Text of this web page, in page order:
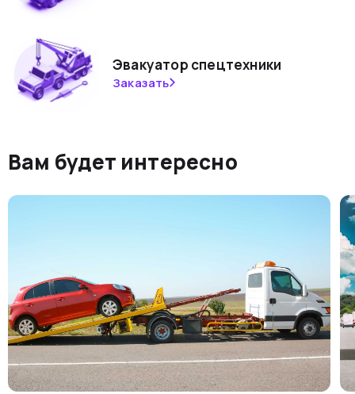
Эвакуатор спецтехники
Заказать
Вам будет интересно